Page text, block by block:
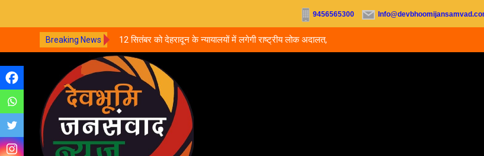
9456565300
Breaking News
का नहीं हुआ
अटकी
12 सितंबर को देहरादून के न्यायालयों में लगेगी राष्ट्रीय लोक अदालत,
आपसी सहमति से होगा मुकदमों का निस्तारण
रची.. 4 आरोपी गिरफ्तार
to
content